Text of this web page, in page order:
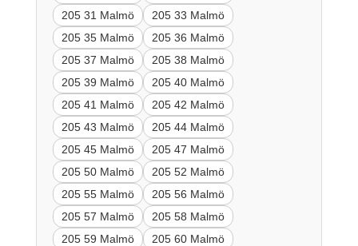
205 31 Malmö
205 33 Malmö
205 35 Malmö
205 36 Malmö
205 37 Malmö
205 38 Malmö
205 39 Malmö
205 40 Malmö
205 41 Malmö
205 42 Malmö
205 43 Malmö
205 44 Malmö
205 45 Malmö
205 47 Malmö
205 50 Malmö
205 52 Malmö
205 55 Malmö
205 56 Malmö
205 57 Malmö
205 58 Malmö
205 59 Malmö
205 60 Malmö